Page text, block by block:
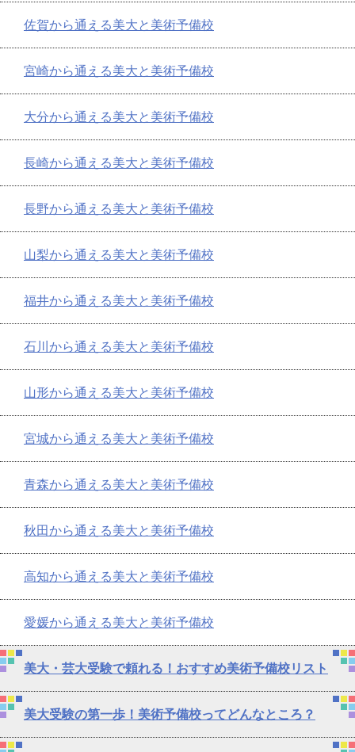
佐賀から通える美大と美術予備校
宮崎から通える美大と美術予備校
大分から通える美大と美術予備校
長崎から通える美大と美術予備校
長野から通える美大と美術予備校
山梨から通える美大と美術予備校
福井から通える美大と美術予備校
石川から通える美大と美術予備校
山形から通える美大と美術予備校
宮城から通える美大と美術予備校
青森から通える美大と美術予備校
秋田から通える美大と美術予備校
高知から通える美大と美術予備校
愛媛から通える美大と美術予備校
美大・芸大受験で頼れる！おすすめ美術予備校リスト
美大受験の第一歩！美術予備校ってどんなところ？